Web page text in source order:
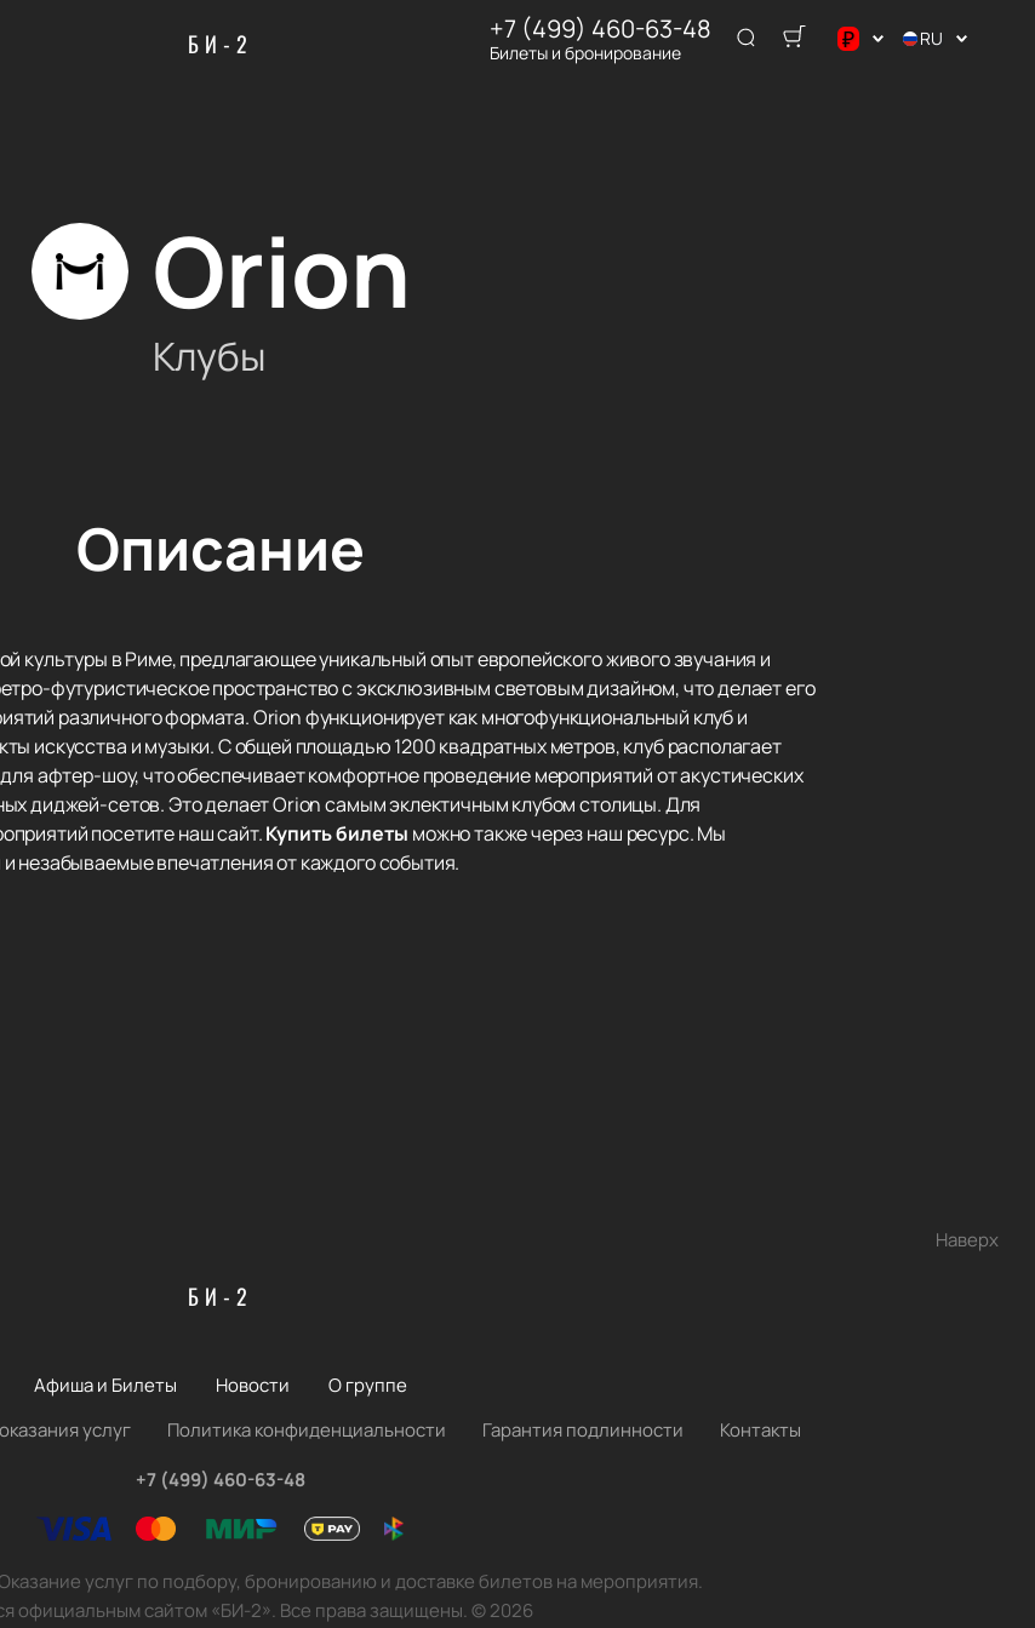
БИ-2 +7 (499) 460-63-48
Билеты и бронирование ₽ RU
Orion
Клубы
Описание
культуры в Риме, предлагающее уникальный опыт европейского живого звучания и
футуристическое пространство с эксклюзивным световым дизайном, что делает его
различного формата. Orion функционирует как многофункциональный клуб и
искусства и музыки. С общей площадью 1200 квадратных метров, клуб располагает
афтер-шоу, что обеспечивает комфортное проведение мероприятий от акустических
диджей-сетов. Это делает Orion самым эклектичным клубом столицы. Для
посетите наш сайт.Купить билеты можно также через наш ресурс. Мы
незабываемые впечатления от каждого события.
Наверх
БИ-2
Афиша и Билеты Новости
О группе
услуг Политика конфиденциальности Гарантия подлинности
Контакты
+7 (499) 460-63-48
услуг по подбору, бронированию и доставке билетов на мероприятия.
официальным сайтом «БИ-2». Все права защищены.©2026